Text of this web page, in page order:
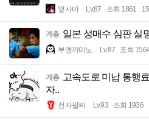
옆사마 Lv.87 조회 1861
계층 일본 성매수 심판 실
부엔까미노 Lv.87 조회
계층 고속도로 미납 통행
자..
전자팔찌 Lv.93 조회 1936